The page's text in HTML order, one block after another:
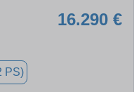
16.290 €
PS)